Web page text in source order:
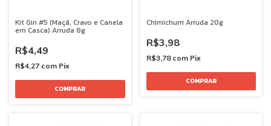
Kit Gin #5 (Maçã, Cravo e Canela
em Casca) Arruda 8g
R$4,49
R$4,27 com Pix
Chimichurri Arruda 20g
R$3,98
R$3,78 com Pix